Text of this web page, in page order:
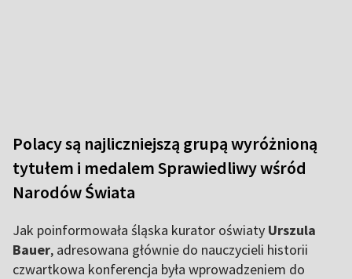
Polacy są najliczniejszą grupą wyróżnioną
tytułem i medalem Sprawiedliwy wśród
Narodów Świata
Jak poinformowała śląska kurator oświaty Urszula
Bauer, adresowana głównie do nauczycieli historii
czwartkowa konferencja była wprowadzeniem do